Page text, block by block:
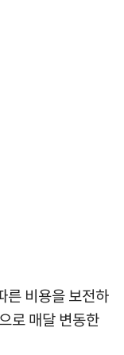
른 비용을 보전하
로 매달 변동한